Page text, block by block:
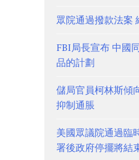
眾院通過撥款法案
FBI局長宣布 中國
品的計劃
儲局官員柯林斯
抑制通脹
美國眾議院通過
署後政府停擺將結